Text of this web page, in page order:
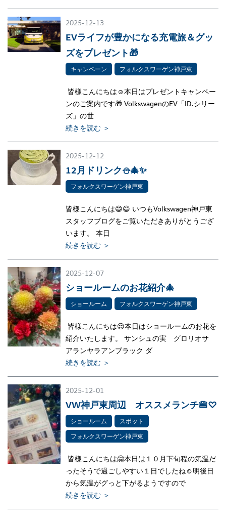
2025-12-13
EVライフが豊かになる充電旅＆グッ
ズをプレゼント🎁
キャンペーン フォルクスワーゲン神戸東
皆様こんにちは☺本日はプレゼントキャンペー
ンのご案内です🎁 VolkswagenのEV「ID.シリー
ズ」の世
続きを読む ＞
2025-12-12
12月ドリンク⛄️🎄✨
フォルクスワーゲン神戸東
皆様こんにちは😄😄 いつもVolkswagen神戸東
スタッフブログをご覧いただきありがとうござ
います。 本日
続きを読む ＞
2025-12-07
ショールームのお花紹介🎄
ショールーム フォルクスワーゲン神戸東
皆様こんにちは😌本日はショールームのお花を
紹介いたします。 サンシュの実 グロリオサ
アランヤラアンブラック ダ
続きを読む ＞
2025-12-01
VW神戸東周辺 オススメランチ🍔♡
ショールーム
スポット
フォルクスワーゲン神戸東
皆様こんにちは🤗本日は１０月下旬程の気温だ
ったそうで過ごしやすい１日でしたね☺明後日
から気温がグっと下がるようですので
続きを読む ＞